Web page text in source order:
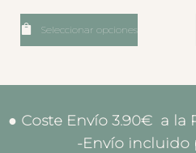
Seleccionar opciones
● Coste Envío
-Envío incluido